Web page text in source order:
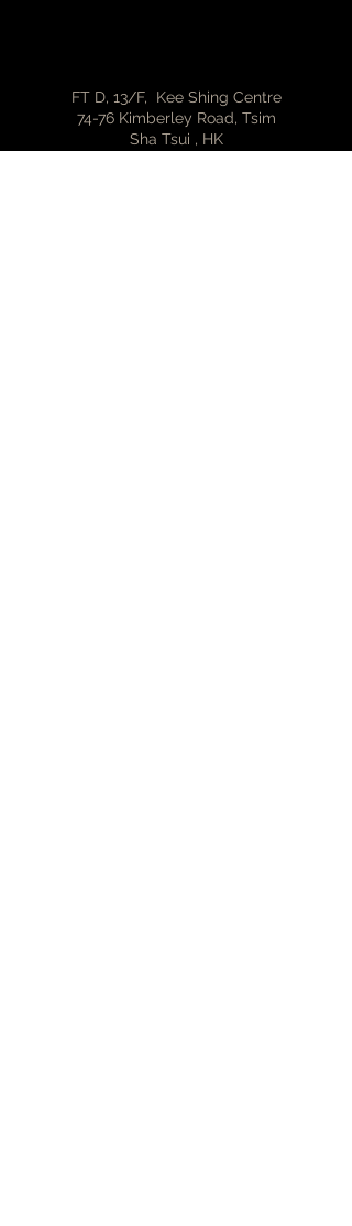
FT D, 13/F, Kee Shing Centre
74-76 Kimberley Road, Tsim
Sha Tsui , HK